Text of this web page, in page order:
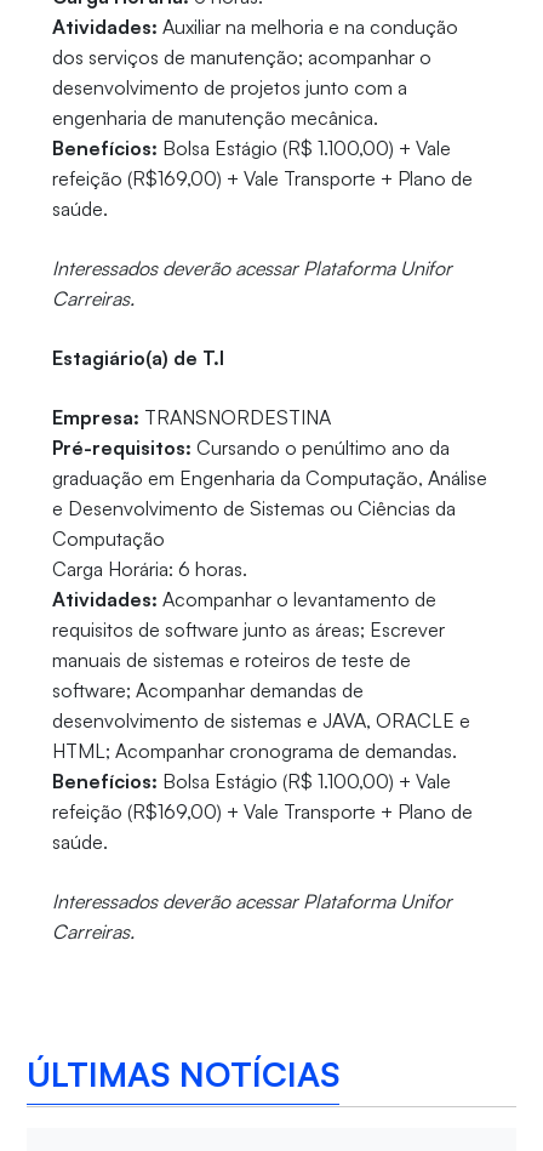
Atividades: Auxiliar na melhoria e na condução
dos serviços de manutenção; acompanhar o
desenvolvimento de projetos junto com a
engenharia de manutenção mecânica.
Benefícios: Bolsa Estágio (R$ 1.100,00) + Vale
refeição (R$169,00) + Vale Transporte + Plano de
saúde.
Interessados deverão acessar Plataforma Unifor
Carreiras.
Estagiário(a) de T.I
Empresa: TRANSNORDESTINA
Pré-requisitos: Cursando o penúltimo ano da
graduação em Engenharia da Computação, Análise
e Desenvolvimento de Sistemas ou Ciências da
Computação
Carga Horária: 6 horas.
Atividades: Acompanhar o levantamento de
requisitos de software junto as áreas; Escrever
manuais de sistemas e roteiros de teste de
software; Acompanhar demandas de
desenvolvimento de sistemas e JAVA, ORACLE e
HTML; Acompanhar cronograma de demandas.
Benefícios: Bolsa Estágio (R$ 1.100,00) + Vale
refeição (R$169,00) + Vale Transporte + Plano de
saúde.
Interessados deverão acessar Plataforma Unifor
Carreiras.
ÚLTIMAS NOTÍCIAS